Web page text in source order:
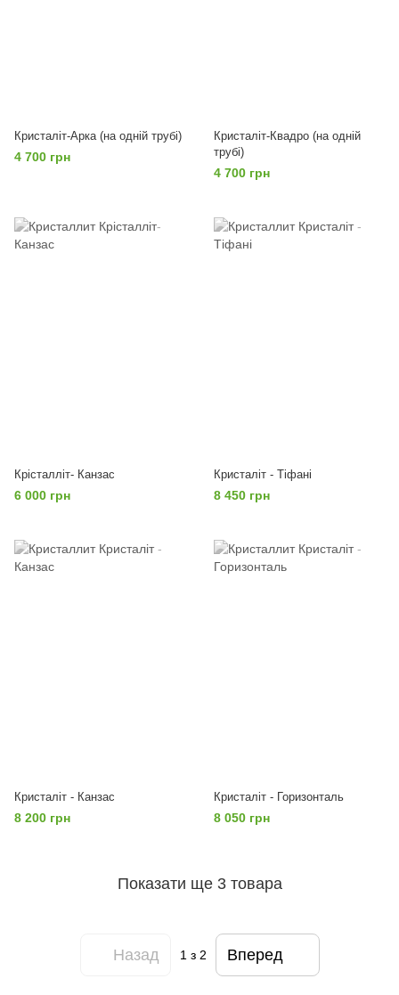
Кристаліт-Арка (на одній трубі)
4 700 грн
Кристаліт-Квадро (на одній
трубі)
4 700 грн
Крісталліт- Канзас
6 000 грн
Кристаліт - Тіфані
8 450 грн
Кристаліт - Канзас
8 200 грн
Кристаліт - Горизонталь
8 050 грн
Показати ще 3 товара
Назад 1з 2 Вперед